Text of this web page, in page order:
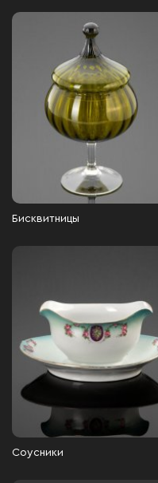
Бисквитницы
Соусники